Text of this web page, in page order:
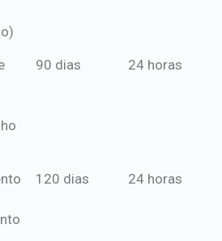
90 dias 24 horas
120 dias 24 horas